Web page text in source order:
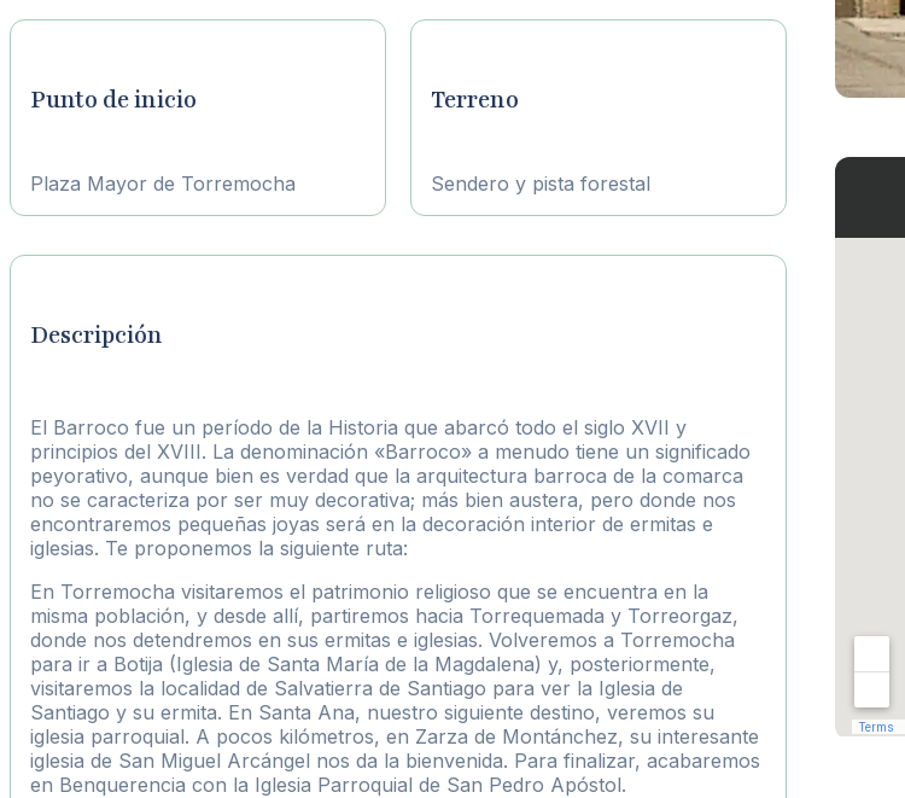
Punto de inicio
Plaza Mayor de Torremocha
Terreno
Sendero y pista forestal
Descripción
El Barroco fue un período de la Historia que abarcó todo el siglo XVII y
principios del XVIII. La denominación «Barroco» a menudo tiene un significado
peyorativo, aunque bien es verdad que la arquitectura barroca de la comarca
no se caracteriza por ser muy decorativa; más bien austera, pero donde nos
encontraremos pequeñas joyas será en la decoración interior de ermitas e
iglesias. Te proponemos la siguiente ruta:
En Torremocha visitaremos el patrimonio religioso que se encuentra en la
misma población, y desde allí, partiremos hacia Torrequemada y Torreorgaz,
donde nos detendremos en sus ermitas e iglesias. Volveremos a Torremocha
para ir a Botija (Iglesia de Santa María de la Magdalena) y, posteriormente,
visitaremos la localidad de Salvatierra de Santiago para ver la Iglesia de
Santiago y su ermita. En Santa Ana, nuestro siguiente destino, veremos su
iglesia parroquial. A pocos kilómetros, en Zarza de Montánchez, su interesante
iglesia de San Miguel Arcángel nos da la bienvenida. Para finalizar, acabaremos
en Benquerencia con la Iglesia Parroquial de San Pedro Apóstol.